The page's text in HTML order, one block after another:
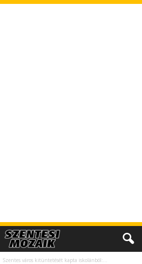
Szentes város kitüntetését kapta iskolánból:…